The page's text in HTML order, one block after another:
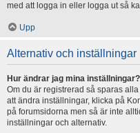
med att logga in eller logga ut så
Upp
Alternativ och inställningar
Hur ändrar jag mina inställningar?
Om du är registrerad så sparas
att ändra inställningar, klicka på
på forumsidorna men så är inte
inställningar och alternativ.